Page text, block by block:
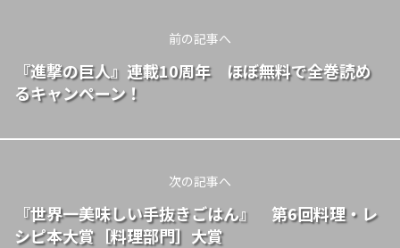
前の記事へ
『進撃の巨人』連載10周年 ほぼ無料で全巻読め
るキャンペーン！
次の記事へ
『世界一美味しい手抜きごはん』 第6回料理・レ
シピ本大賞［料理部門］大賞